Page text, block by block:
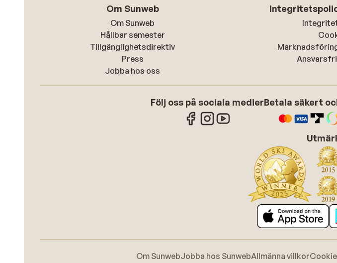
Om Sunweb
Om Sunweb
Hållbar semester
Tillgänglighetsdirektiv
Press
Jobba hos oss
Följ oss på sociala medierBetala säkert
Om SunwebJobba hos SunwebAllmänna villkor